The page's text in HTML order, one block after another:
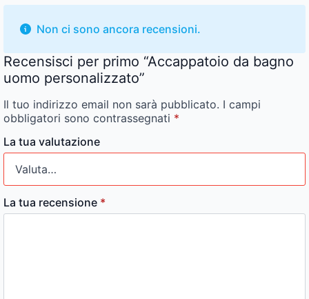
Non ci sono ancora recensioni.
Recensisci per primo “Accappatoio da bagno
uomo personalizzato”
Il tuo indirizzo email non sarà pubblicato. I campi
obbligatori sono contrassegnati *
La tua valutazione
La tua recensione *